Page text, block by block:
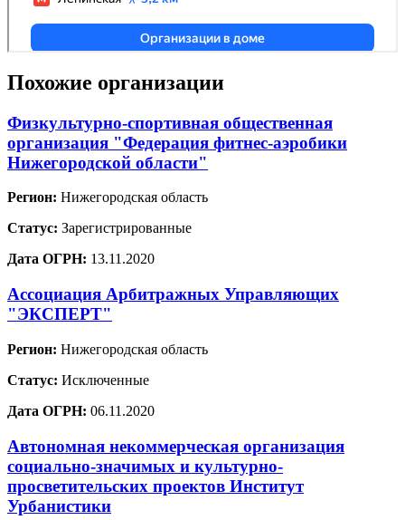
Похожие организации
Физкультурно-спортивная общественная
организация "Федерация фитнес-аэробики
Нижегородской области"
Регион: Нижегородская область
Статус: Зарегистрированные
Дата ОГРН: 13.11.2020
Ассоциация Арбитражных Управляющих
"ЭКСПЕРТ"
Регион: Нижегородская область
Статус: Исключенные
Дата ОГРН: 06.11.2020
Автономная некоммерческая организация
социально-значимых и культурно-
просветительских проектов Институт
Урбанистики